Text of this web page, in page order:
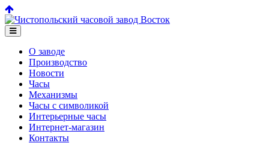
О заводе
Производство
Новости
Часы
Механизмы
Часы с символикой
Интерьерные часы
Интернет-магазин
Контакты